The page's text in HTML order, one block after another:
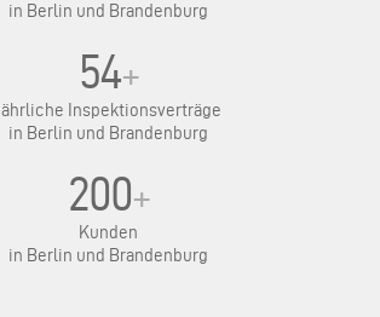
in Berlin und Brandenburg
54+
Jährliche Inspektionsverträge
in Berlin und Brandenburg
200+
Kunden
in Berlin und Brandenburg